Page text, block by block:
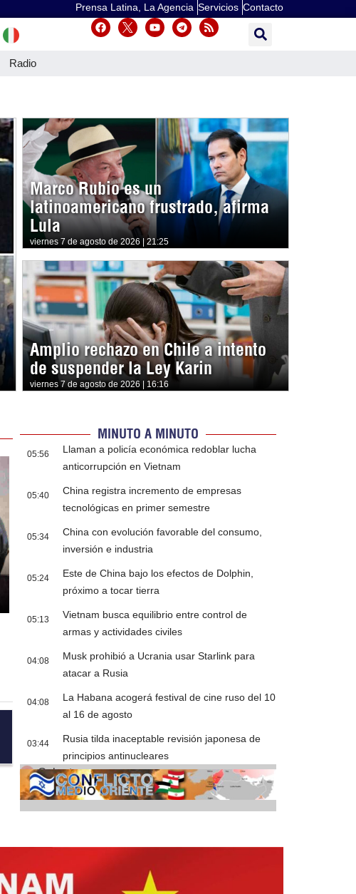
Prensa Latina, La Agencia Servicios Contacto
Radio
Marco Rubio es un
latinoamericano frustrado, afirma
Lula
viernes 7 de agosto de 2026 | 21:25
Amplio rechazo en Chile a intento
de suspender la Ley Karin
viernes 7 de agosto de 2026 | 16:16
MINUTO A MINUTO
05:56
Llaman a policía económica redoblar lucha
anticorrupción en Vietnam
05:40
China registra incremento de empresas
tecnológicas en primer semestre
05:34
China con evolución favorable del consumo,
inversión e industria
05:24
Este de China bajo los efectos de Dolphin,
próximo a tocar tierra
05:13
Vietnam busca equilibrio entre control de
armas y actividades civiles
04:08
Musk prohibió a Ucrania usar Starlink para
atacar a Rusia
04:08
La Habana acogerá festival de cine ruso del 10
al 16 de agosto
03:44
Rusia tilda inaceptable revisión japonesa de
principios antinucleares
Cobertura